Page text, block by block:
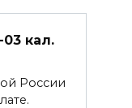
03 кал.
России